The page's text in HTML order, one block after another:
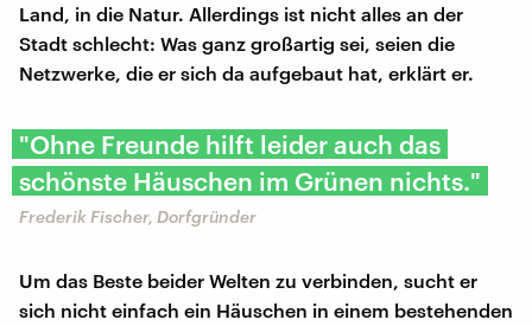
Land, in die Natur. Allerdings ist nicht alles an der
Stadt schlecht: Was ganz großartig sei, seien die
Netzwerke, die er sich da aufgebaut hat, erklärt er.
"Ohne Freunde hilft leider auch das
schönste Häuschen im Grünen nichts."
Frederik Fischer, Dorfgründer
Um das Beste beider Welten zu verbinden, sucht er
sich nicht einfach ein Häuschen in einem bestehenden